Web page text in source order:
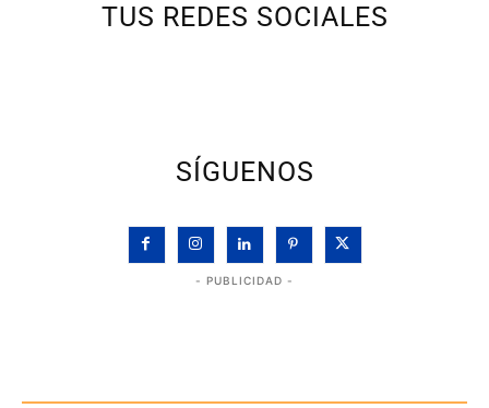
TUS REDES SOCIALES
SÍGUENOS
- PUBLICIDAD -